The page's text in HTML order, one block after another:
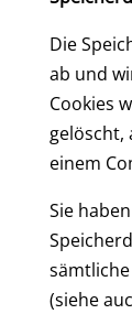
Die
ab und
Cookies
gelöscht,
einem
Sie
(siehe